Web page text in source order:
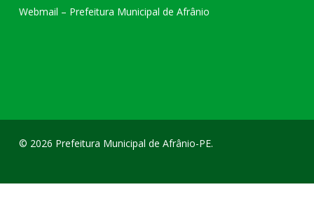
Webmail – Prefeitura Municipal de Afrânio
© 2026 Prefeitura Municipal de Afrânio-PE.